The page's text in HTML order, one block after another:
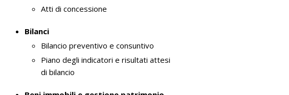
Atti di concessione
Bilanci
Bilancio preventivo e consuntivo
Piano degli indicatori e risultati attesi
di bilancio